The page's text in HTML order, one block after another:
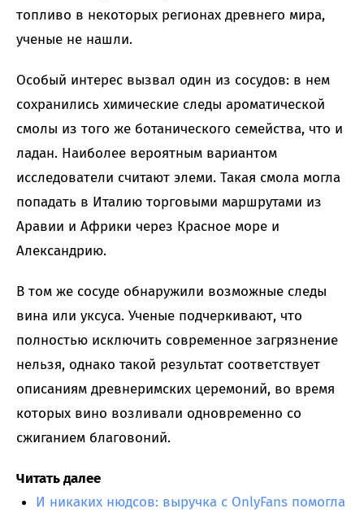
топливо в некоторых регионах древнего мира,
ученые не нашли.
Особый интерес вызвал один из сосудов: в нем
сохранились химические следы ароматической
смолы из того же ботанического семейства, что и
ладан. Наиболее вероятным вариантом
исследователи считают элеми. Такая смола могла
попадать в Италию торговыми маршрутами из
Аравии и Африки через Красное море и
Александрию.
В том же сосуде обнаружили возможные следы
вина или уксуса. Ученые подчеркивают, что
полностью исключить современное загрязнение
нельзя, однако такой результат соответствует
описаниям древнеримских церемоний, во время
которых вино возливали одновременно со
сжиганием благовоний.
Читать далее
И никаких нюдсов: выручка с OnlyFans помогла